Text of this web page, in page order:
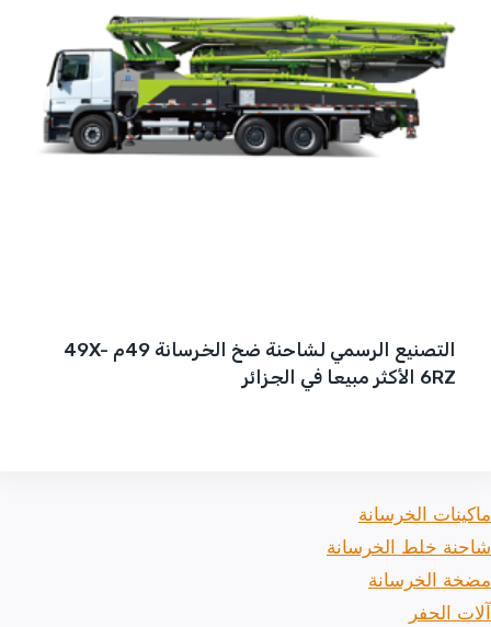
التصنيع الرسمي لشاحنة ضخ الخرسانة 49م 49X-
6RZ الأكثر مبيعا في الجزائر
ماكينات الخرسانة
شاحنة خلط الخرسانة
مضخة الخرسانة
آلات الحفر